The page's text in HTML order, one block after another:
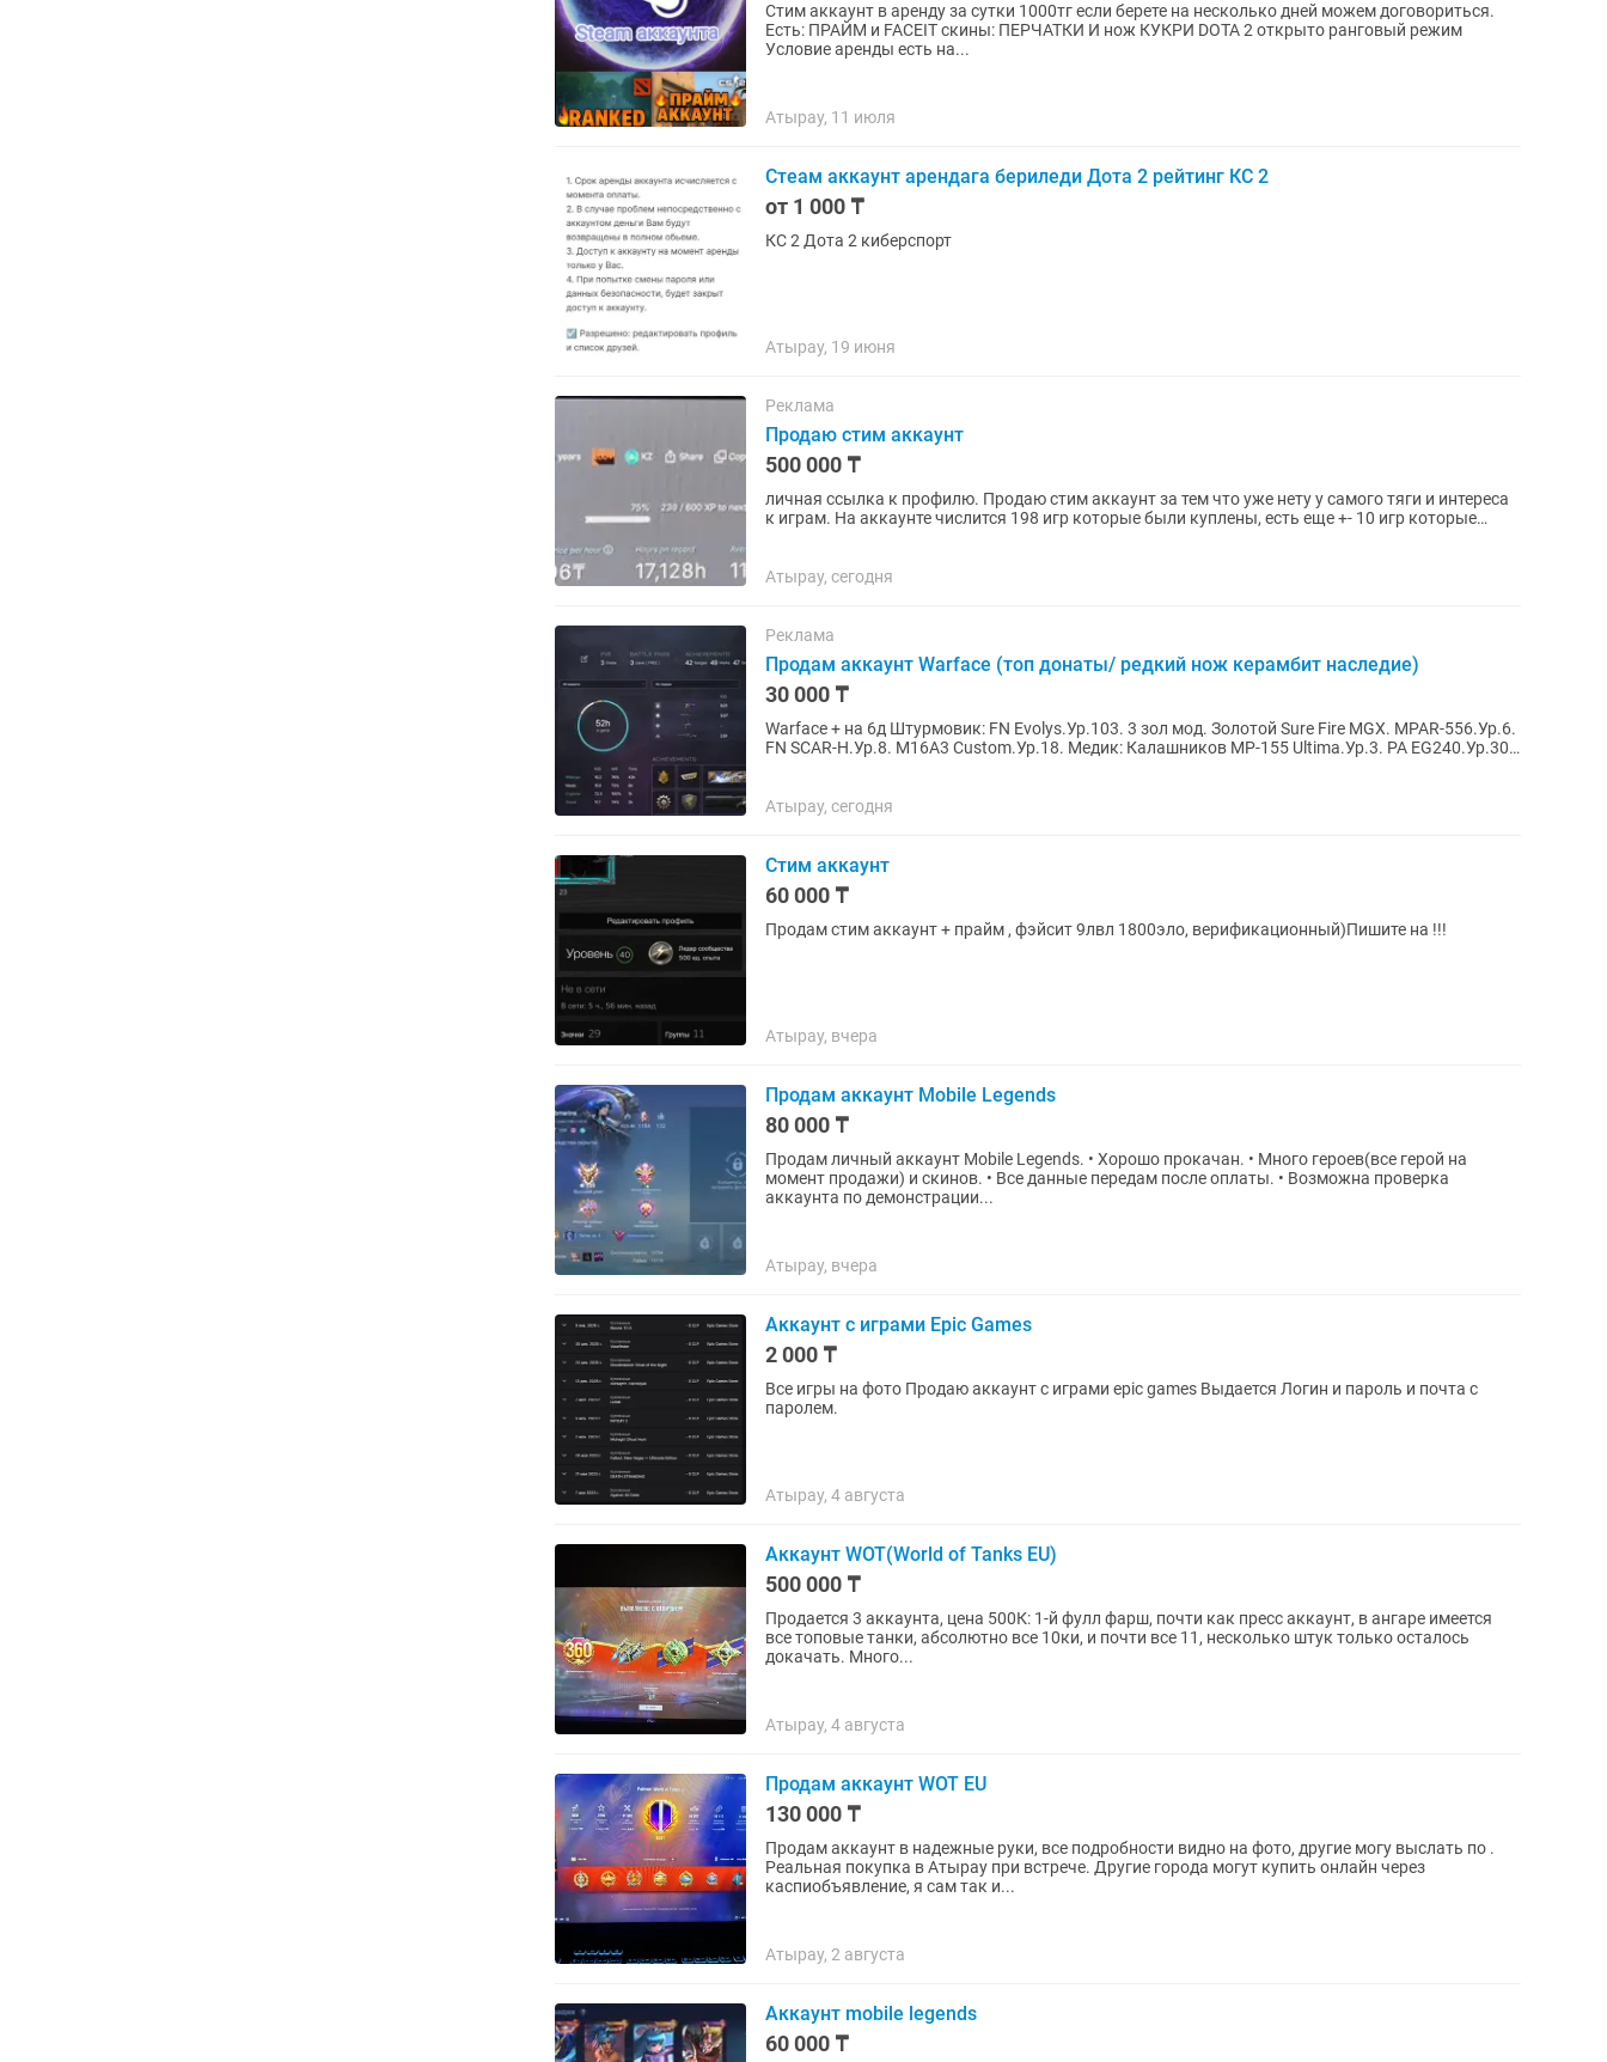
Стим аккаунт в аренду за сутки 1000тг если берете на несколько дней можем договориться.
Есть: ПРАЙМ и FACEIT скины: ПЕРЧАТКИ И нож КУКРИ DOTA 2 открыто ранговый режим
Условие аренды есть на...
Атырау, 11 июля
Стеам аккаунт арендага бериледи Дота 2 рейтинг КС 2
от 1 000 ₸
КС 2 Дота 2 киберспорт
Атырау, 19 июня
Реклама
Продаю стим аккаунт
500 000 ₸
личная ссылка к профилю. Продаю стим аккаунт за тем что уже нету у самого тяги и интереса
к играм. На аккаунте числится 198 игр которые были куплены, есть еще +- 10 игр которые
Атырау, сегодня
Реклама
Продам аккаунт Warface (топ донаты/ редкий нож керамбит наследие)
30 000 ₸
Warface + на 6д Штурмовик: FN Evolys.Ур.103. 3 зол мод. Золотой Sure Fire MGX. MPAR-556.Ур.6.
FN SCAR-H.Ур.8. M16A3 Custom.Ур.18. Медик: Калашников MP-155 Ultima.Ур.3. PA EG240.Ур.30.
Атырау, сегодня
Стим аккаунт
60 000 ₸
Продам стим аккаунт + прайм , фэйсит 9лвл 1800эло, верификационный)Пишите на !!!
Атырау, вчера
Продам аккаунт Mobile Legends
80 000 ₸
Продам личный аккаунт Mobile Legends. • Хорошо прокачан. • Много героев(все герой на
момент продажи) и скинов. • Все данные передам после оплаты. • Возможна проверка
аккаунта по демонстрации...
Атырау, вчера
Аккаунт с играми Epic Games
2 000 ₸
Все игры на фото Продаю аккаунт с играми epic games Выдается Логин и пароль и почта с
паролем.
Атырау, 4 августа
Аккаунт WOT(World of Tanks EU)
500 000 ₸
Продается 3 аккаунта, цена 500К: 1-й фулл фарш, почти как пресс аккаунт, в ангаре имеется
все топовые танки, абсолютно все 10ки, и почти все 11, несколько штук только осталось
докачать. Много...
Атырау, 4 августа
Продам аккаунт WOT EU
130 000 ₸
Продам аккаунт в надежные руки, все подробности видно на фото, другие могу выслать по .
Реальная покупка в Атырау при встрече. Другие города могут купить онлайн через
каспиобъявление, я сам так и...
Атырау, 2 августа
Аккаунт mobile legends
60 000 ₸